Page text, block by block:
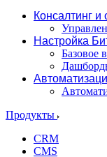
Консалтинг и
Настройка
Базовое
Продукты
CRM
CMS